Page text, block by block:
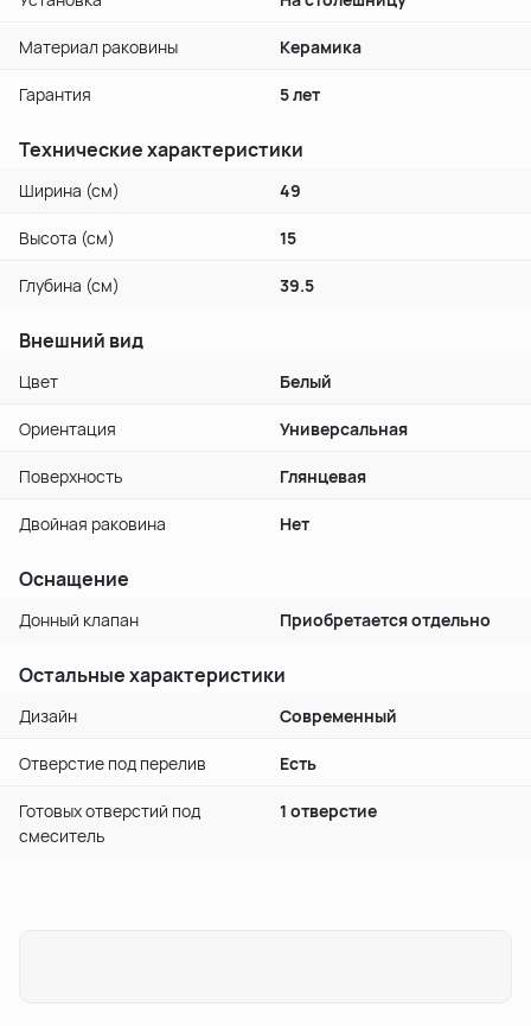
Материал раковины Керамика
Гарантия 5 лет
Технические характеристики
Ширина (см) 49
Высота (см) 15
Глубина (см) 39.5
Внешний вид
Цвет Белый
Ориентация Универсальная
Поверхность Глянцевая
Двойная раковина Нет
Оснащение
Донный клапан Приобретается отдельно
Остальные характеристики
Дизайн Современный
Отверстие под перелив Есть
Готовых отверстий под
смеситель
1 отверстие